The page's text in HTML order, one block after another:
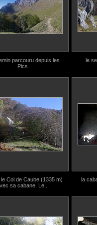
parcouru depuis les
Pics
le
Col de Caube (1335 m)
sa cabane. Le...
la